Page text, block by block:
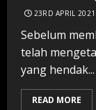
23RD APRIL 2021
Sebelum
telah
yang hendak...
READ MORE